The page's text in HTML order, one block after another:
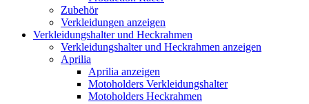
Zubehör
Verkleidungen anzeigen
Verkleidungshalter und Heckrahmen
Verkleidungshalter und Heckrahmen anzeigen
Aprilia
Aprilia anzeigen
Motoholders Verkleidungshalter
Motoholders Heckrahmen